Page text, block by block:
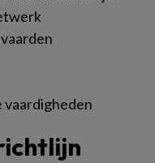
vaardigheden